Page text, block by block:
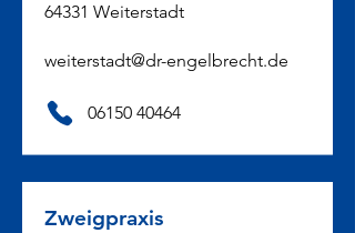
64331 Weiterstadt
weiterstadt@dr-engelbrecht.de
06150 40464
Zweigpraxis